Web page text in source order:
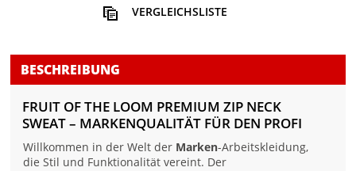
VERGLEICHSLISTE
BESCHREIBUNG
FRUIT OF THE LOOM PREMIUM ZIP NECK
SWEAT – MARKENQUALITÄT FÜR DEN PROFI
Willkommen in der Welt der Marken-Arbeitskleidung,
die Stil und Funktionalität vereint. Der